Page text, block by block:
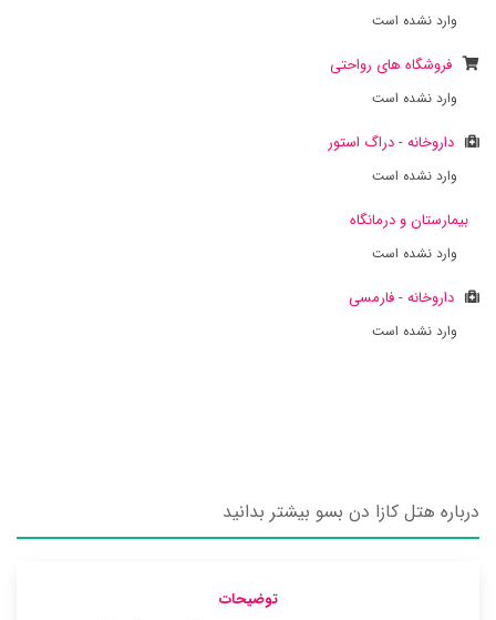
وارد نشده است
فروشگاه های رواحتی
وارد نشده است
داروخانه - دراگ استور
وارد نشده است
بیمارستان و درمانگاه
وارد نشده است
داروخانه - فارمسی
وارد نشده است
درباره هتل کازا دن بسو بیشتر بدانید
توضیحات